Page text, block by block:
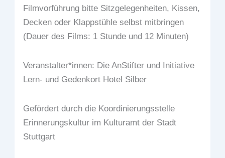
Filmvorführung bitte Sitzgelegenheiten, Kissen,
Decken oder Klappstühle selbst mitbringen
(Dauer des Films: 1 Stunde und 12 Minuten)
Veranstalter*innen: Die AnStifter und Initiative
Lern- und Gedenkort Hotel Silber
Gefördert durch die Koordinierungsstelle
Erinnerungskultur im Kulturamt der Stadt
Stuttgart